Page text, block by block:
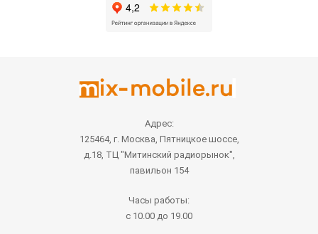
Адрес:
125464, г. Москва, Пятницкое шоссе,
д.18, ТЦ "Митинский радиорынок",
павильон 154
Часы работы:
с 10.00 до 19.00